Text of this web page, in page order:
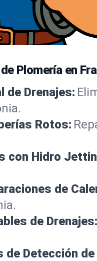
Plomería en
de Drenajes:
Rotos:
con Hidro
de
de Drenajes:
de Detección de